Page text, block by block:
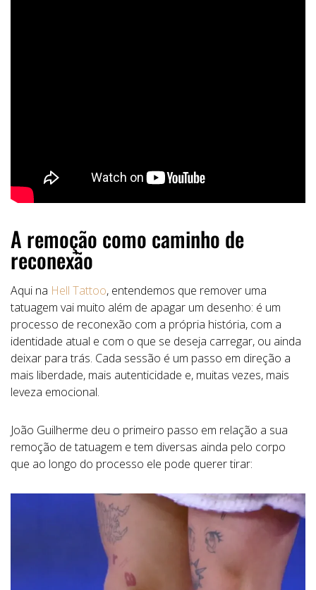
A remoção como caminho de
reconexão
Aqui na Hell Tattoo, entendemos que remover uma
tatuagem vai muito além de apagar um desenho: é um
processo de reconexão com a própria história, com a
identidade atual e com o que se deseja carregar, ou ainda
deixar para trás. Cada sessão é um passo em direção a
mais liberdade, mais autenticidade e, muitas vezes, mais
leveza emocional.
João Guilherme deu o primeiro passo em relação a sua
remoção de tatuagem e tem diversas ainda pelo corpo
que ao longo do processo ele pode querer tirar: